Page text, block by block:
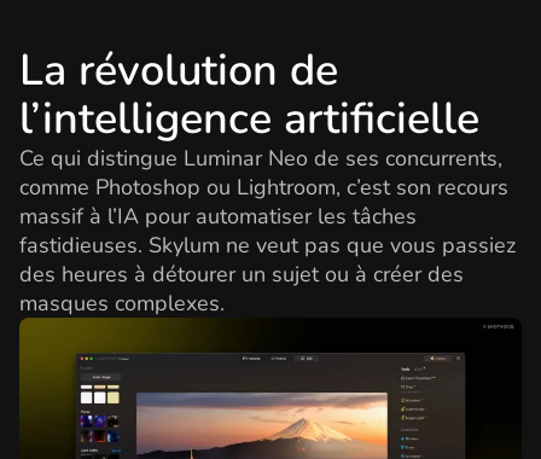
La révolution de
l’intelligence artificielle
Ce qui distingue Luminar Neo de ses concurrents,
comme Photoshop ou Lightroom, c’est son recours
massif à l’IA pour automatiser les tâches
fastidieuses. Skylum ne veut pas que vous passiez
des heures à détourer un sujet ou à créer des
masques complexes.